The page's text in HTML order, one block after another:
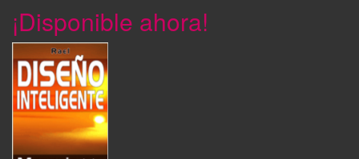
¡Disponible ahora!